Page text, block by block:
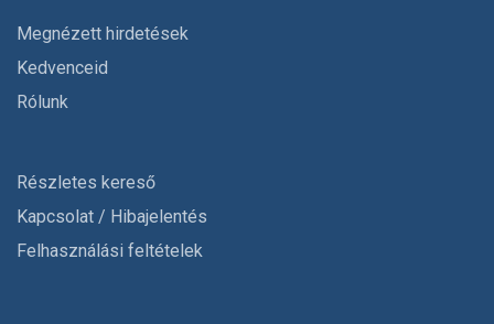
Megnézett hirdetések
Kedvenceid
Rólunk
Részletes kereső
Kapcsolat / Hibajelentés
Felhasználási feltételek